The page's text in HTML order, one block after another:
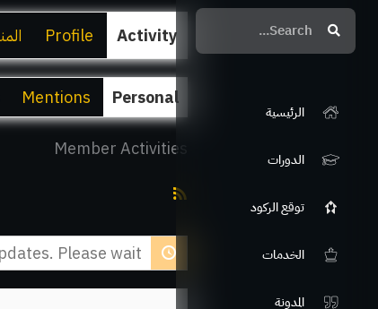
Search
الرئيسية
الدورات
توقع الركود
الخدمات
المدونة
Activity
Profile
Personal
Mentions
Member Activities
Please wait.